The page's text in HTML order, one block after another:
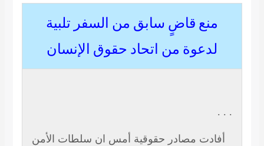
منع قاضٍ سابق من السفر تلبية
لدعوة من اتحاد حقوق الإنسان
. . .
أفادت مصادر حقوقية أمس ان سلطات الأمن